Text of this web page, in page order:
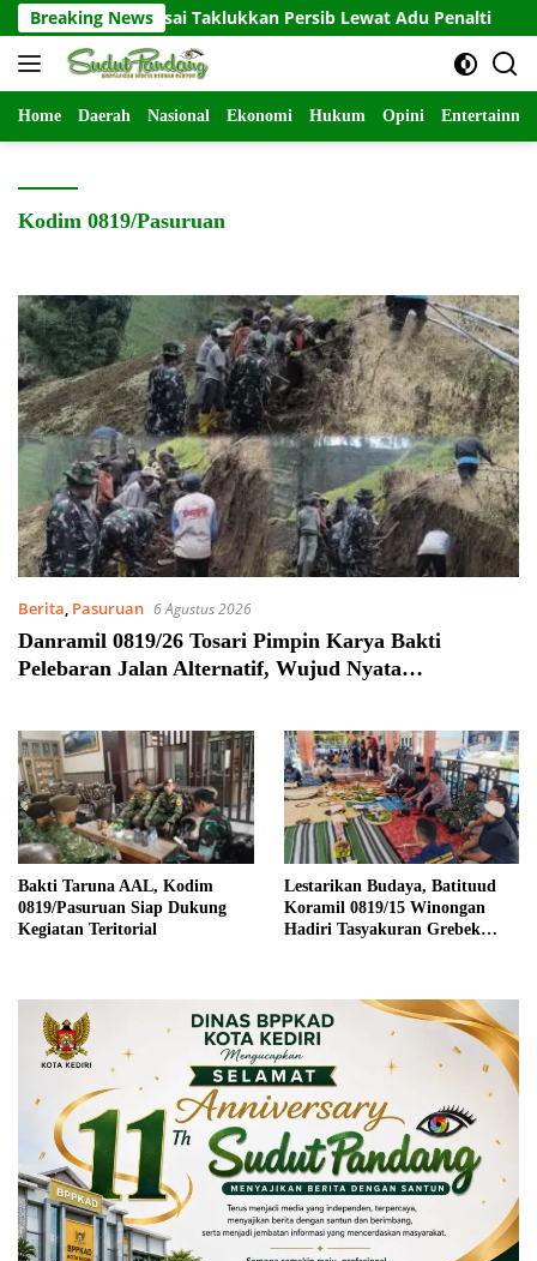
Langsung
ke
konten
Breaking News
2026 Usai Taklukkan Persib Lewat Adu Penalti
Home Daerah Nasional Ekonomi Hukum Opini
Kodim 0819/Pasuruan
Berita, Pasuruan 6 Agustus 2026
Danramil 0819/26 Tosari Pimpin Karya Bakti
Pelebaran Jalan Alternatif, Wujud Nyata
Bakti Taruna AAL, Kodim
0819/Pasuruan Siap Dukung
Kegiatan Teritorial
Lestarikan Budaya, Batituud
Koramil 0819/15 Winongan
Hadiri Tasyakuran Grebek